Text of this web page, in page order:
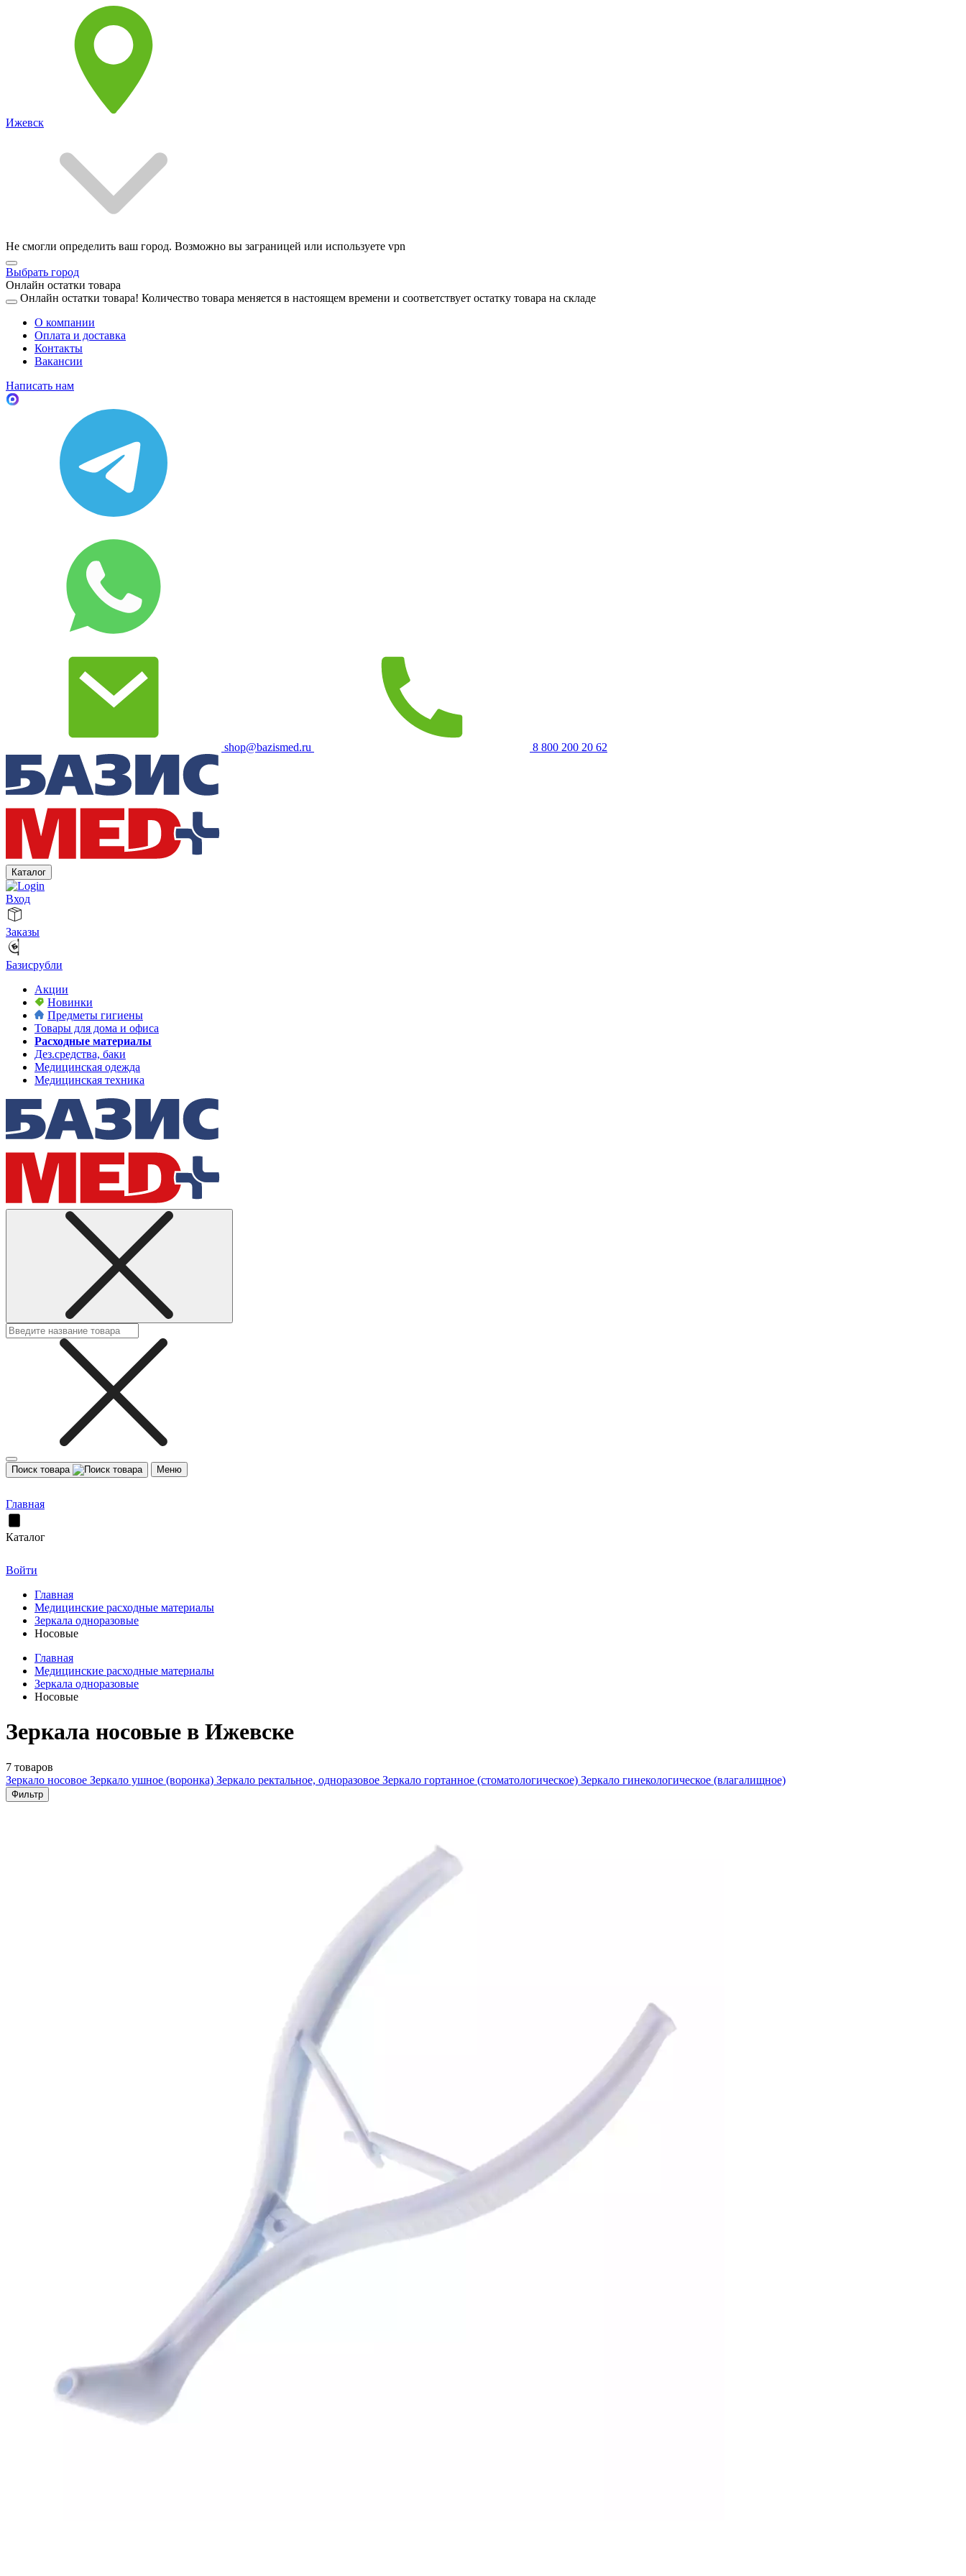
Ижевск
Не смогли определить ваш город. Возможно вы заграницей или используете vpn
Выбрать город
Онлайн остатки товара
Онлайн остатки товара! Количество товара меняется в настоящем времени и соответствует остатку товара на складе
О компании
Оплата и доставка
Контакты
Вакансии
Написать нам
shop@bazismed.ru 8 800 200 20 62
Каталог
Вход
Заказы
Базисрубли
Акции
Новинки
Предметы гигиены
Товары для дома и офиса
Расходные материалы
Дез.средства, баки
Медицинская одежда
Медицинская техника
Поиск товара Меню
Главная
Каталог
Войти
Главная
Медицинские расходные материалы
Зеркала одноразовые
Носовые
Главная
Медицинские расходные материалы
Зеркала одноразовые
Носовые
Зеркала носовые в Ижевске
7 товаров
Зеркало носовое Зеркало ушное (воронка) Зеркало ректальное, одноразовое Зеркало гортанное (стоматологическое) Зеркало гинекологическое (влагалищное)
Фильтр